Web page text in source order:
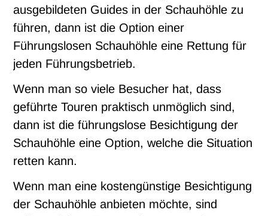
ausgebildeten Guides in der Schauhöhle zu
führen, dann ist die Option einer
Führungslosen Schauhöhle eine Rettung für
jeden Führungsbetrieb.
Wenn man so viele Besucher hat, dass
geführte Touren praktisch unmöglich sind,
dann ist die führungslose Besichtigung der
Schauhöhle eine Option, welche die Situation
retten kann.
Wenn man eine kostengünstige Besichtigung
der Schauhöhle anbieten möchte, sind